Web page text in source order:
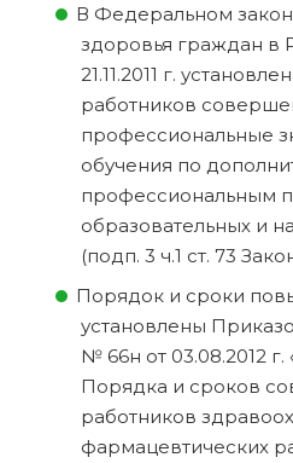
В Федеральном
здоровья граждан
21.11.2011 г.
работников
профессиональные
обучения по
профессиональным
образовательных и
(подп. 3 ч.1 ст. 73
Порядок и сроки
установлены
№ 66н от 03.08.2012
Порядка и сроков
работников
фармацевтических